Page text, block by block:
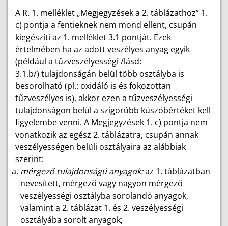
A R. 1. melléklet „Megjegyzések a 2. táblázathoz” 1.
c) pontja a fentieknek nem mond ellent, csupán
kiegészíti az 1. melléklet 3.1 pontját. Ezek
értelmében ha az adott veszélyes anyag egyik
(például a tűzveszélyességi /lásd:
3.1.b/) tulajdonságán belül több osztályba is
besorolható (pl.: oxidáló is és fokozottan
tűzveszélyes is), akkor ezen a tűzveszélyességi
tulajdonságon belül a szigorúbb küszöbértéket kell
figyelembe venni. A Megjegyzések 1. c) pontja nem
vonatkozik az egész 2. táblázatra, csupán annak
veszélyességen belüli osztályaira az alábbiak
szerint:
mérgező tulajdonságú anyagok:az 1. táblázatban
nevesített, mérgező vagy nagyon mérgező
veszélyességi osztályba sorolandó anyagok,
valamint a 2. táblázat 1. és 2. veszélyességi
osztályába sorolt anyagok;